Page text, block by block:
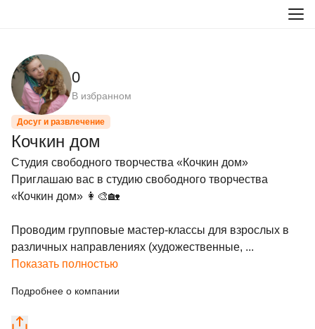
0
В избранном
Досуг и развлечение
Кочкин дом
Студия свободного творчества «Кочкин дом»
Приглашаю вас в студию свободного творчества
«Кочкин дом» 👩‍🎨🏡
Проводим групповые мастер-классы для взрослых в
различных направлениях (художественные, ...
Показать полностью
Подробнее о компании